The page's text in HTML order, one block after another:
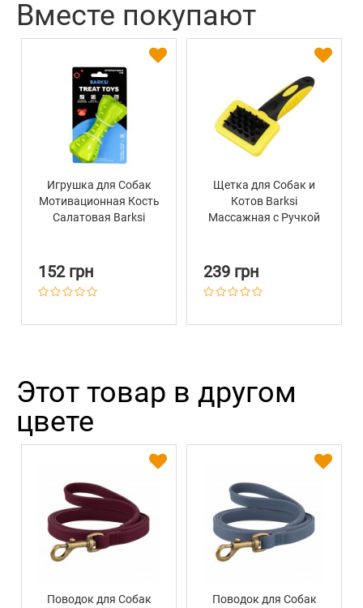
Вместе покупают
Игрушка для Собак
Мотивационная Кость
Салатовая Barksi
152 грн
Щетка для Собак и
Котов Barksi
Массажная с Ручкой
239 грн
Этот товар в другом
цвете
Поводок для Собак
Поводок для Собак